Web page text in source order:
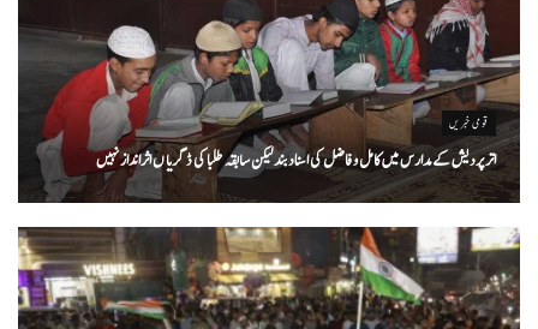
قومی خبریں
اتر پردیش کےمدارس میں کامل و فاضل کی اسناد بند لیکن سابقہ طلبا کی ڈگریا ں اثرانداز نہیں